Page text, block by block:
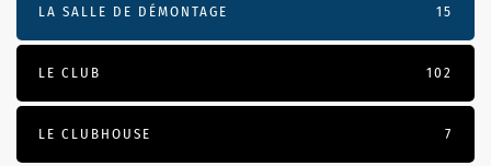
LA SALLE DE DÉMONTAGE 15
LE CLUB 102
LE CLUBHOUSE 7